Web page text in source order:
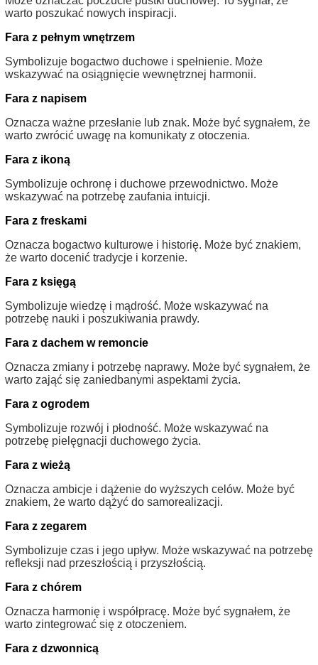
warto poszukać nowych inspiracji.
Fara z pełnym wnętrzem
Symbolizuje bogactwo duchowe i spełnienie. Może
wskazywać na osiągnięcie wewnętrznej harmonii.
Fara z napisem
Oznacza ważne przesłanie lub znak. Może być sygnałem, że
warto zwrócić uwagę na komunikaty z otoczenia.
Fara z ikoną
Symbolizuje ochronę i duchowe przewodnictwo. Może
wskazywać na potrzebę zaufania intuicji.
Fara z freskami
Oznacza bogactwo kulturowe i historię. Może być znakiem,
że warto docenić tradycje i korzenie.
Fara z księgą
Symbolizuje wiedzę i mądrość. Może wskazywać na
potrzebę nauki i poszukiwania prawdy.
Fara z dachem w remoncie
Oznacza zmiany i potrzebę naprawy. Może być sygnałem, że
warto zająć się zaniedbanymi aspektami życia.
Fara z ogrodem
Symbolizuje rozwój i płodność. Może wskazywać na
potrzebę pielęgnacji duchowego życia.
Fara z wieżą
Oznacza ambicje i dążenie do wyższych celów. Może być
znakiem, że warto dążyć do samorealizacji.
Fara z zegarem
Symbolizuje czas i jego upływ. Może wskazywać na potrzebę
refleksji nad przeszłością i przyszłością.
Fara z chórem
Oznacza harmonię i współpracę. Może być sygnałem, że
warto zintegrować się z otoczeniem.
Fara z dzwonnicą